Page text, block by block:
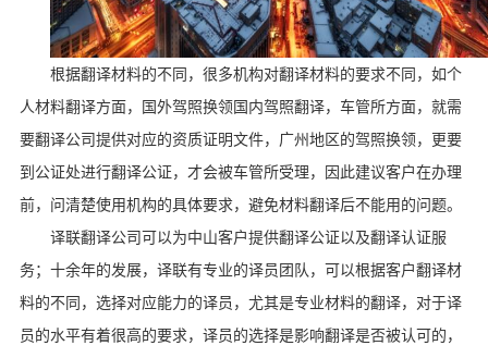
根据翻译材料的不同 ，很多机构对翻译材料的要求不同，如个
人材料翻译方面，国外驾照换领国内驾照翻译，车管所方面，就需
要翻译公司提供对应的资质证明文件，广州地区的驾照换领，更要
到公证处进行翻译公证，才会被车管所受理，因此建议客户在办理
前，问清楚使用机构的具体要求，避免材料翻译后不能用的问题。
译联翻译公司可以为中山客户提供翻译公证以及翻译认证服
务；十余年的发展，译联有专业的译员团队，可以根据客户翻译材
料的不同，选择对应能力的译员，尤其是专业材料的翻译，对于译
员的水平有着很高的要求，译员的选择是影响翻译是否被认可的，